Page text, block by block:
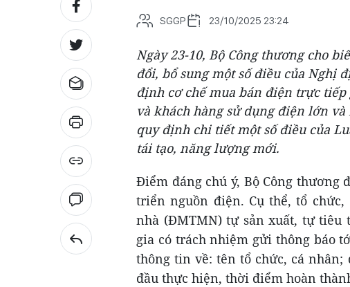
SGGP 23/10/2025 23:24
Ngày 23-10, Bộ Công thương cho
đổi, bổ sung một số điều của Nghị
định cơ chế mua bán điện trực
và khách hàng sử dụng điện lớn
quy định chi tiết một số điều của
tái tạo, năng lượng mới.
Điểm đáng chú ý, Bộ Công thương
triển nguồn điện. Cụ thể, tổ
nhà (ĐMTMN) tự sản xuất, tự tiêu
gia có trách nhiệm gửi thông báo
thông tin về: tên tổ chức, cá
đầu thực hiện, thời điểm hoàn